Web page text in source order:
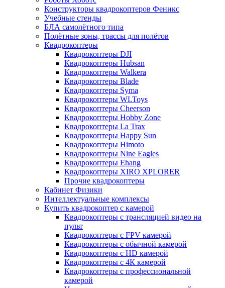
Конструкторы квадрокоптеров Феникс
Учебные стенды
БЛА самолётного типа
Полётные зоны, трассы для полётов
Квадрокоптеры
Квадрокоптеры DJI
Квадрокоптеры Hubsan
Квадрокоптеры Walkera
Квадрокоптеры Blade
Квадрокоптеры Syma
Квадрокоптеры WLToys
Квадрокоптеры Cheerson
Квадрокоптеры Hobby Zone
Квадрокоптеры La Trax
Квадрокоптеры Happy Sun
Квадрокоптеры Himoto
Квадрокоптеры Nine Eagles
Квадрокоптеры Ehang
Квадрокоптеры XIRO XPLORER
Прочие квадрокоптеры
Кабинет Физики
Интеллектуальные комплексы
Купить квадрокоптер с камерой
Квадрокоптеры с трансляцией видео на
пульт
Квадрокоптеры с FPV камерой
Квадрокоптеры с обычной камерой
Квадрокоптеры с HD камерой
Квадрокоптеры с 4К камерой
Квадрокоптеры с профессиональной
камерой